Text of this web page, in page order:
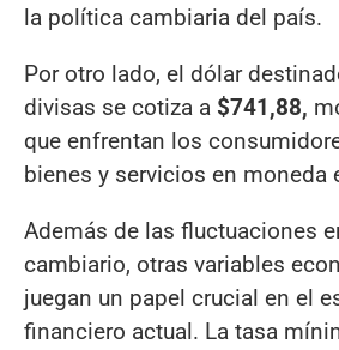
la política cambiaria del país.
Por otro lado, el dólar
divisas se cotiza a $741,88,
que enfrentan los
bienes y servicios en moneda
Además de las fluctuaciones
cambiario, otras variables
juegan un papel crucial en el
financiero actual. La tasa